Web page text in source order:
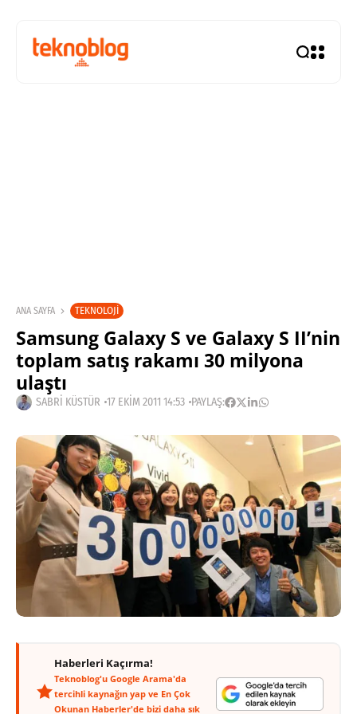
ANA SAYFA TEKNOLOJI
Samsung Galaxy S ve Galaxy S II’nin
toplam satış rakamı 30 milyona
ulaştı
SABRI KÜSTÜR 17 EKIM 2011 14:53 PAYLAŞ:
Haberleri Kaçırma!
Teknoblog'u Google Arama'da
tercihli kaynağın yap ve En Çok
Okunan Haberler'de bizi daha sık